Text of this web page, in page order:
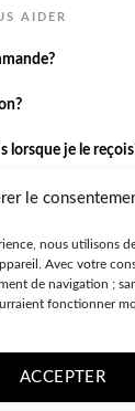
le
nous utilisons
Avec votre
de navigation ;
fonctionner
ACCEPTER
AIDER
lorsque je le